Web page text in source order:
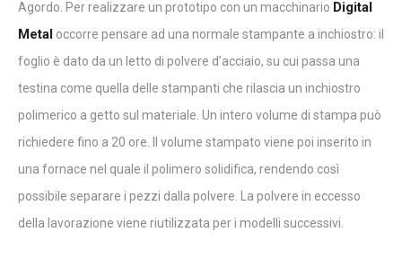
Agordo. Per realizzare un prototipo con un macchinario Digital
Metal occorre pensare ad una normale stampante a inchiostro: il
foglio è dato da un letto di polvere d’acciaio, su cui passa una
testina come quella delle stampanti che rilascia un inchiostro
polimerico a getto sul materiale. Un intero volume di stampa può
richiedere fino a 20 ore. Il volume stampato viene poi inserito in
una fornace nel quale il polimero solidifica, rendendo così
possibile separare i pezzi dalla polvere. La polvere in eccesso
della lavorazione viene riutilizzata per i modelli successivi.